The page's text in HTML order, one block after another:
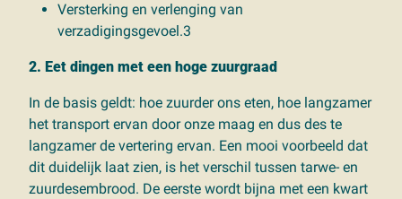
Versterking en verlenging van
verzadigingsgevoel.3
2. Eet dingen met een hoge zuurgraad
In de basis geldt: hoe zuurder ons eten, hoe langzamer
het transport ervan door onze maag en dus des te
langzamer de vertering ervan. Een mooi voorbeeld dat
dit duidelijk laat zien, is het verschil tussen tarwe- en
zuurdesembrood. De eerste wordt bijna met een kwart